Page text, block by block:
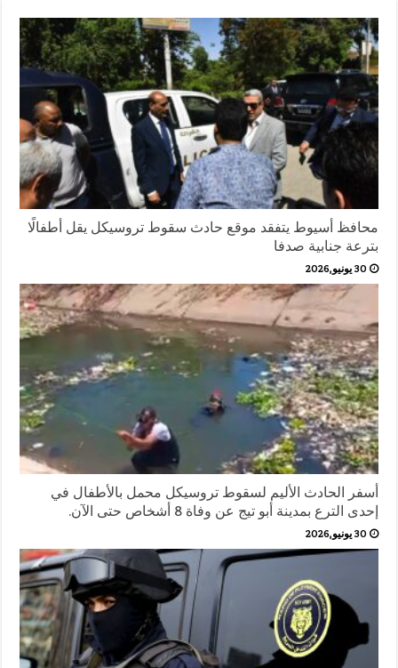
محافظ أسيوط يتفقد موقع حادث سقوط تروسيكل يقل أطفالًا
بترعة جنابية صدفا
30 يونيو,2026
أسفر الحادث الأليم لسقوط تروسيكل محمل بالأطفال في
إحدى الترع بمدينة أبو تيج عن وفاة 8 أشخاص حتى الآن.
30 يونيو,2026